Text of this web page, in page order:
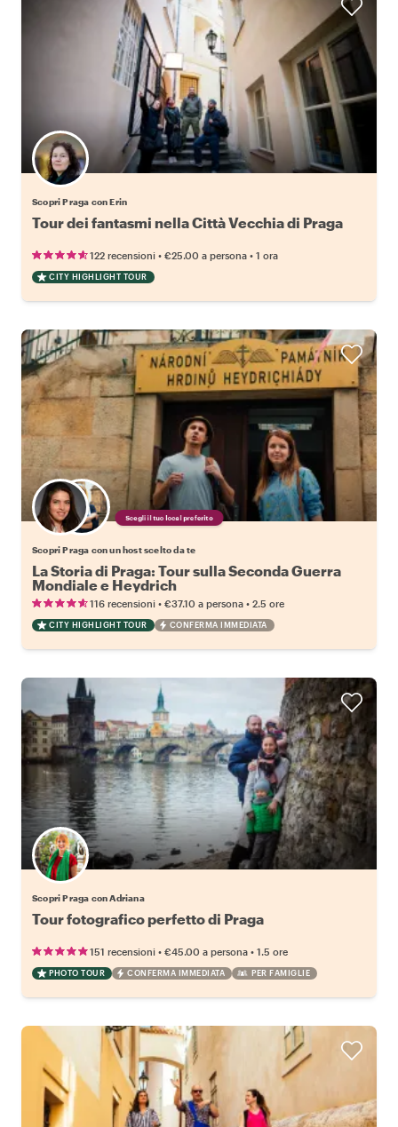
Scopri Praga con Erin
Tour dei fantasmi nella Città Vecchia di Praga
122 recensioni • €25.00 a persona • 1 ora
CITY HIGHLIGHT TOUR
Scegli il tuo local preferito
Scopri Praga con un host scelto da te
La Storia di Praga: Tour sulla Seconda Guerra
Mondiale e Heydrich
116 recensioni • €37.10 a persona • 2.5 ore
CITY HIGHLIGHT TOUR CONFERMA IMMEDIATA
Scopri Praga con Adriana
Tour fotografico perfetto di Praga
151 recensioni • €45.00 a persona • 1.5 ore
PHOTO TOUR CONFERMA IMMEDIATA PER FAMIGLIE